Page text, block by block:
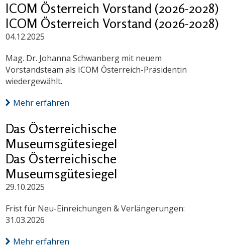
ICOM Österreich Vorstand (2026-2028)
ICOM Österreich Vorstand (2026-2028)
04.12.2025
Mag. Dr. Johanna Schwanberg mit neuem
Vorstandsteam als ICOM Österreich-Präsidentin
wiedergewählt.
Mehr erfahren
Das Österreichische
Museumsgütesiegel
Das Österreichische
Museumsgütesiegel
29.10.2025
Frist für Neu-Einreichungen & Verlängerungen:
31.03.2026
Mehr erfahren